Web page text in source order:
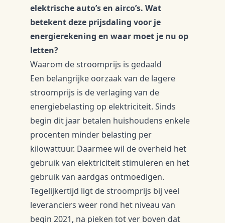
elektrische auto’s en airco’s. Wat
betekent deze prijsdaling voor je
energierekening en waar moet je nu op
letten?
Waarom de stroomprijs is gedaald
Een belangrijke oorzaak van de lagere
stroomprijs is de verlaging van de
energiebelasting op elektriciteit. Sinds
begin dit jaar betalen huishoudens enkele
procenten minder belasting per
kilowattuur. Daarmee wil de overheid het
gebruik van elektriciteit stimuleren en het
gebruik van aardgas ontmoedigen.
Tegelijkertijd ligt de stroomprijs bij veel
leveranciers weer rond het niveau van
begin 2021, na pieken tot ver boven dat